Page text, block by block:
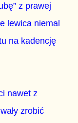
z prawej
lewica niemal
na kadencję
nawet z
zrobić